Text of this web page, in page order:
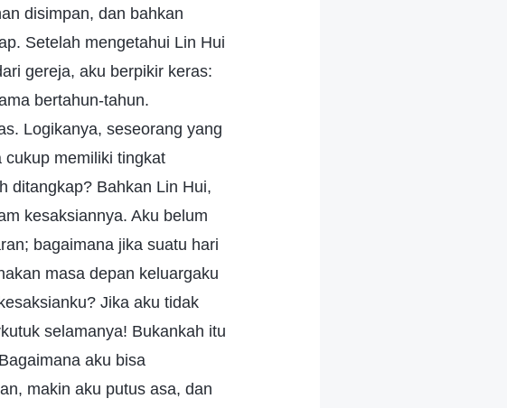
disimpan, dan bahkan
Setelah mengetahui Lin Hui
gereja, aku berpikir keras:
bertahun-tahun.
Logikanya, seseorang yang
memiliki tingkat
ditangkap? Bahkan Lin Hui,
kesaksiannya. Aku belum
bagaimana jika suatu hari
masa depan keluargaku
Jika aku tidak
selamanya! Bukankah itu
aku bisa
makin aku putus asa, dan